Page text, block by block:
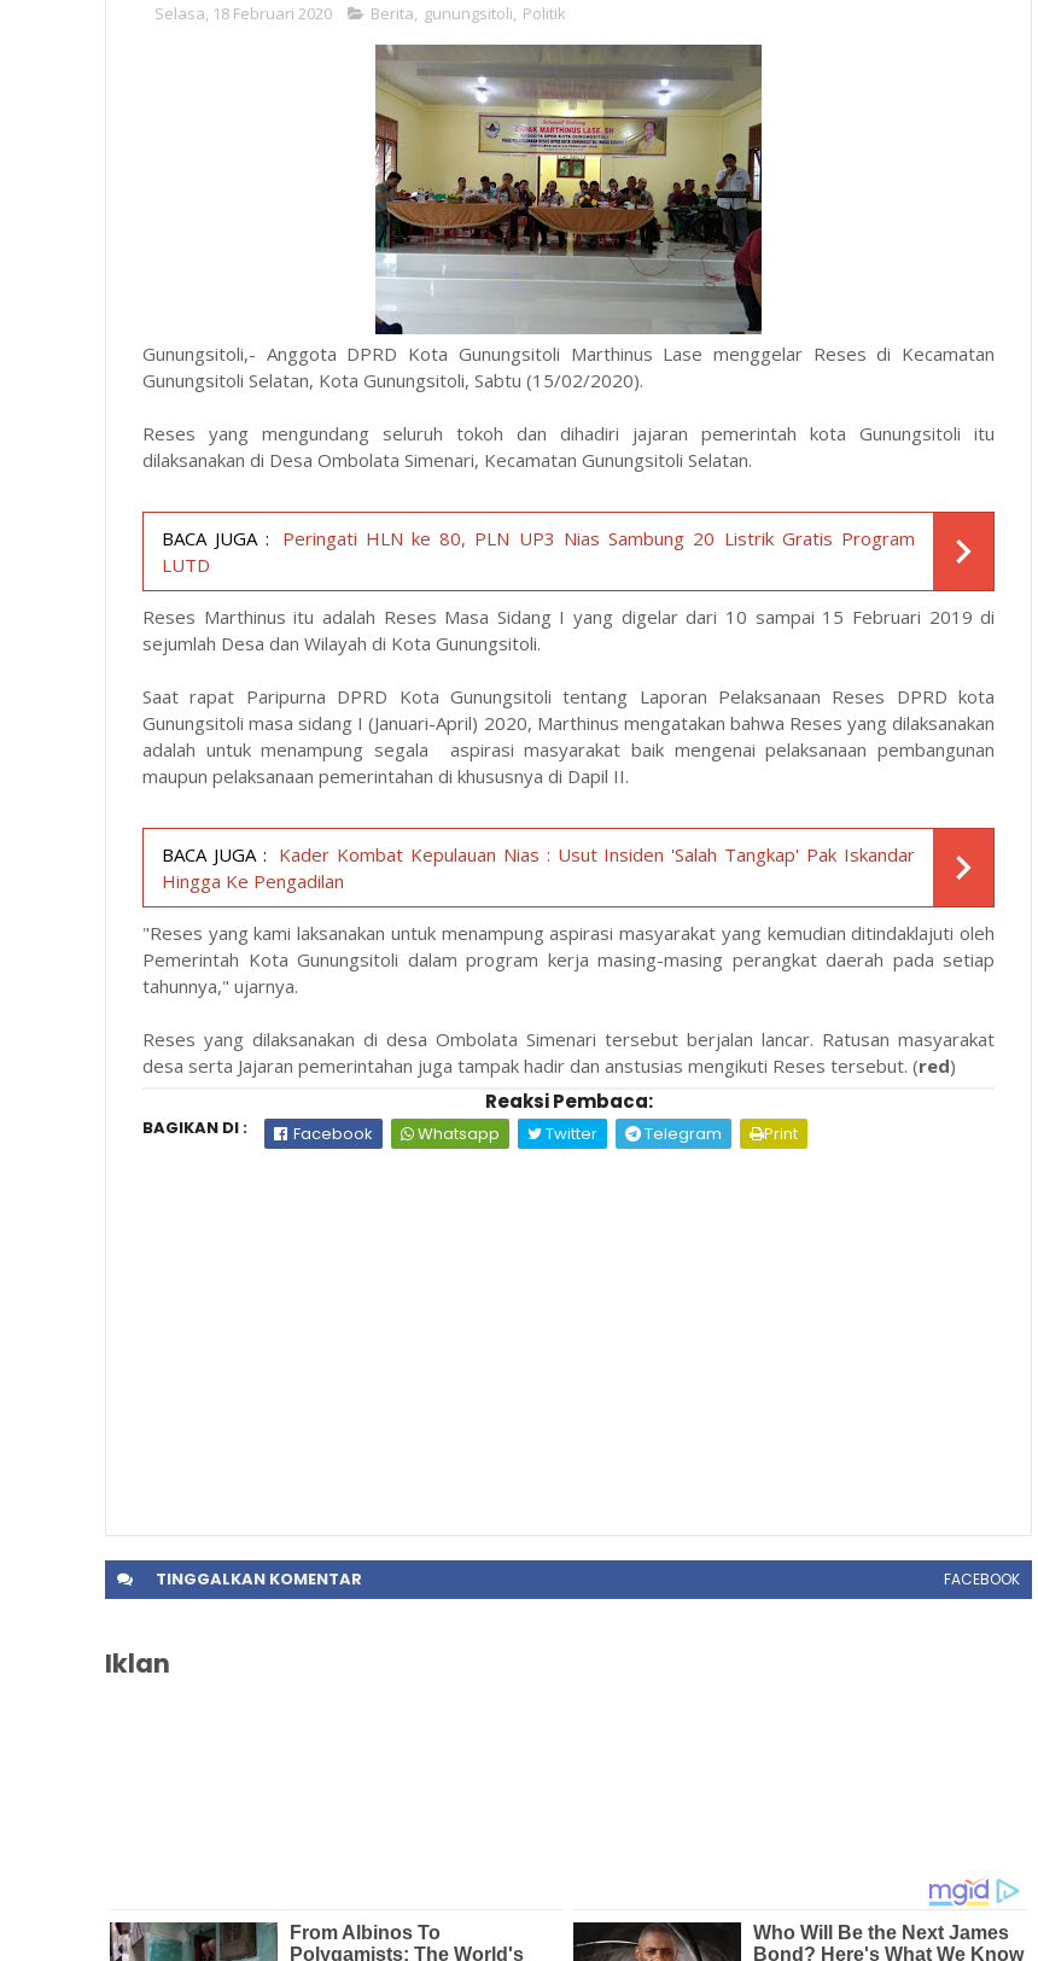
Selasa, 18 Februari 2020 Berita gunungsitoli Politik
Gunungsitoli,- Anggota DPRD Kota Gunungsitoli Marthinus Lase menggelar Reses di Kecamatan
Gunungsitoli Selatan, Kota Gunungsitoli, Sabtu (15/02/2020).
Reses yang mengundang seluruh tokoh dan dihadiri jajaran pemerintah kota Gunungsitoli itu
dilaksanakan di Desa Ombolata Simenari, Kecamatan Gunungsitoli Selatan.
BACA JUGA :
Peringati HLN ke 80, PLN UP3 Nias Sambung 20 Listrik Gratis Program
LUTD
Reses Marthinus itu adalah Reses Masa Sidang I yang digelar dari 10 sampai 15 Februari 2019 di
sejumlah Desa dan Wilayah di Kota Gunungsitoli.
Saat rapat Paripurna DPRD Kota Gunungsitoli tentang Laporan Pelaksanaan Reses DPRD kota
Gunungsitoli masa sidang I (Januari-April) 2020, Marthinus mengatakan bahwa Reses yang dilaksanakan
adalah untuk menampung segala aspirasi masyarakat baik mengenai pelaksanaan pembangunan
maupun pelaksanaan pemerintahan di khususnya di Dapil II.
BACA JUGA : Kader Kombat Kepulauan Nias : Usut Insiden 'Salah Tangkap' Pak Iskandar
Hingga Ke Pengadilan
"Reses yang kami laksanakan untuk menampung aspirasi masyarakat yang kemudian ditindaklajuti oleh
Pemerintah Kota Gunungsitoli dalam program kerja masing-masing perangkat daerah pada setiap
tahunnya," ujarnya.
Reses yang dilaksanakan di desa Ombolata Simenari tersebut berjalan lancar. Ratusan masyarakat
desa serta Jajaran pemerintahan juga tampak hadir dan anstusias mengikuti Reses tersebut. (red)
Reaksi Pembaca:
BAGIKAN DI : Facebook Whatsapp Twitter Telegram Print
TINGGALKAN KOMENTAR FACEBOOK
Iklan